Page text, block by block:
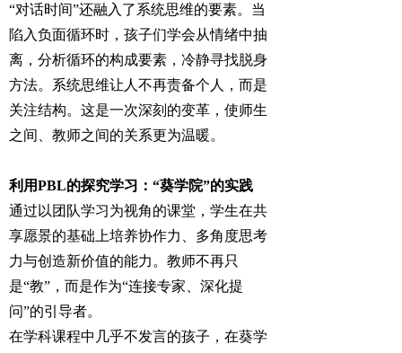
“对话时间”还融入了系统思维的要素。当
陷入负面循环时，孩子们学会从情绪中抽
离，分析循环的构成要素，冷静寻找脱身
方法。系统思维让人不再责备个人，而是
关注结构。这是一次深刻的变革，使师生
之间、教师之间的关系更为温暖。
利用PBL的探究学习：“葵学院”的实践
通过以团队学习为视角的课堂，学生在共
享愿景的基础上培养协作力、多角度思考
力与创造新价值的能力。教师不再只
是“教”，而是作为“连接专家、深化提
问”的引导者。
在学科课程中几乎不发言的孩子，在葵学